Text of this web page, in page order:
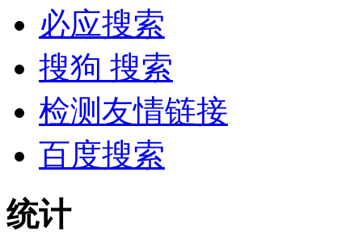
必应搜索
搜狗 搜索
检测友情链接
百度搜索
统计